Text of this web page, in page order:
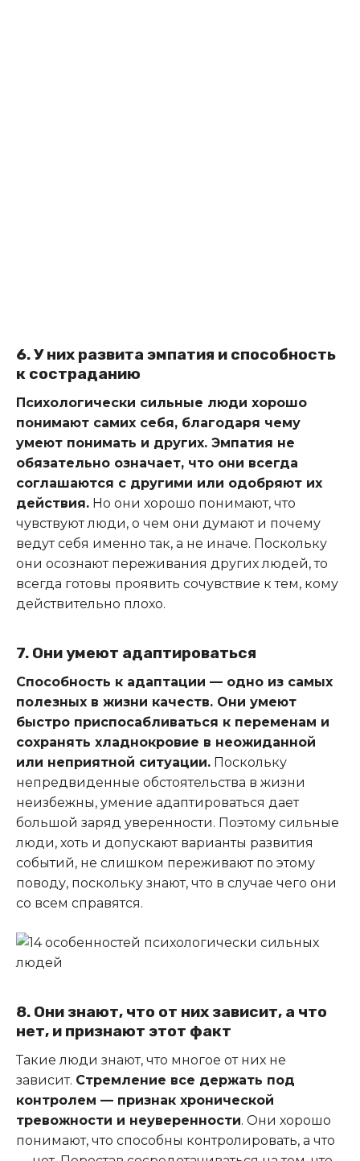
6. У них развита эмпатия и способность
к состраданию
Психологически сильные люди хорошо
понимают самих себя, благодаря чему
умеют понимать и других. Эмпатия не
обязательно означает, что они всегда
соглашаются с другими или одобряют их
действия. Но они хорошо понимают, что
чувствуют люди, о чем они думают и почему
ведут себя именно так, а не иначе. Поскольку
они осознают переживания других людей, то
всегда готовы проявить сочувствие к тем, кому
действительно плохо.
7. Они умеют адаптироваться
Способность к адаптации — одно из самых
полезных в жизни качеств. Они умеют
быстро приспосабливаться к переменам и
сохранять хладнокровие в неожиданной
или неприятной ситуации. Поскольку
непредвиденные обстоятельства в жизни
неизбежны, умение адаптироваться дает
большой заряд уверенности. Поэтому сильные
люди, хоть и допускают варианты развития
событий, не слишком переживают по этому
поводу, поскольку знают, что в случае чего они
со всем справятся.
8. Они знают, что от них зависит, а что
нет, и признают этот факт
Такие люди знают, что многое от них не
зависит. Стремление все держать под
контролем — признак хронической
тревожности и неуверенности. Они хорошо
понимают, что способны контролировать, а что